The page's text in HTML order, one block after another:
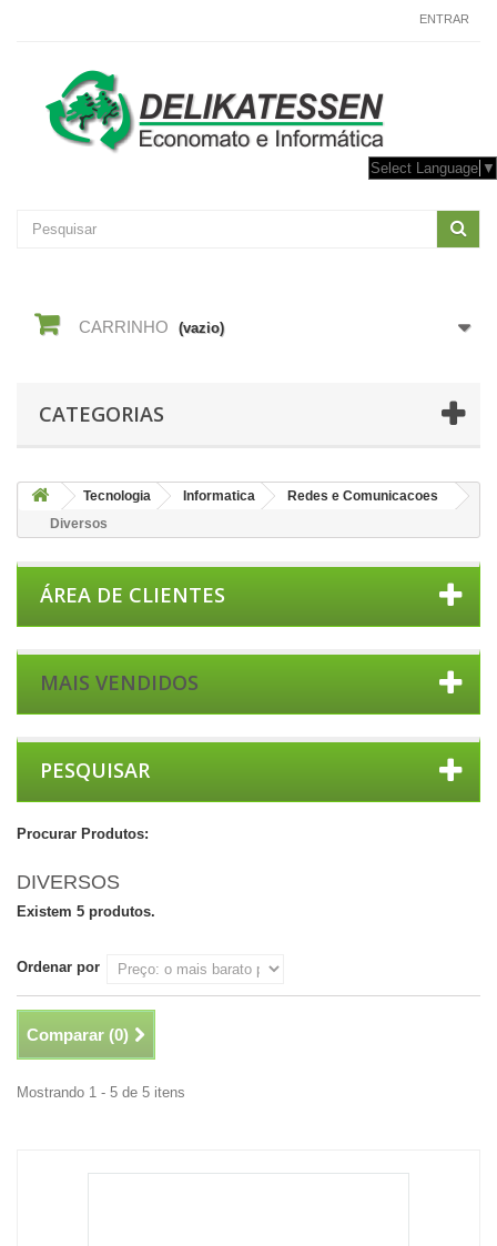
ENTRAR
Select Language ▼
CARRINHO (vazio)
CATEGORIAS
Tecnologia Informatica
Redes e Comunicacoes
Diversos
ÁREA DE CLIENTES
MAIS VENDIDOS
PESQUISAR
Procurar Produtos:
DIVERSOS
Existem 5 produtos.
Ordenar por
Comparar (0)
Mostrando 1 - 5 de 5 itens